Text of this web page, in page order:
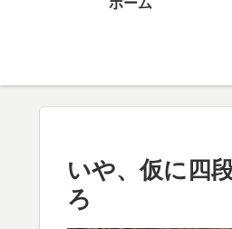
いや、仮に四
ろ